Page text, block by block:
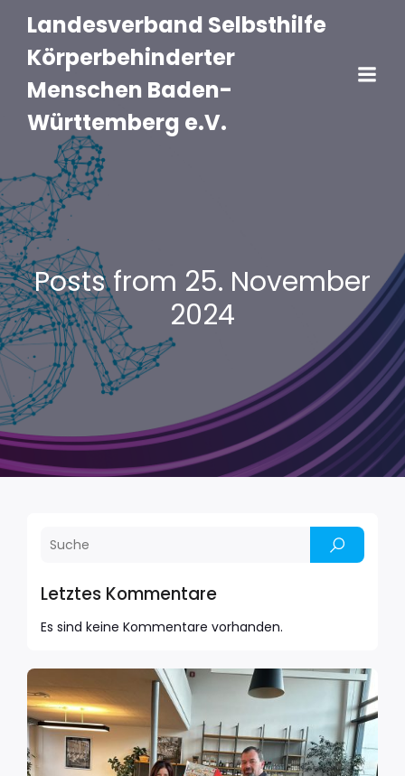
Landesverband Selbsthilfe
Körperbehinderter
Menschen Baden-
Württemberg e.V.
Posts from 25. November
2024
Letztes Kommentare
Es sind keine Kommentare vorhanden.